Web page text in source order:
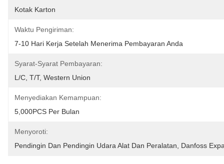
Kotak Karton
Waktu Pengiriman:
7-10 Hari Kerja Setelah Menerima Pembayaran Anda
Syarat-Syarat Pembayaran:
L/C, T/T, Western Union
Menyediakan Kemampuan:
5,000PCS Per Bulan
Menyoroti:
Pendingin Dan Pendingin Udara Alat Dan Peralatan
Danfoss